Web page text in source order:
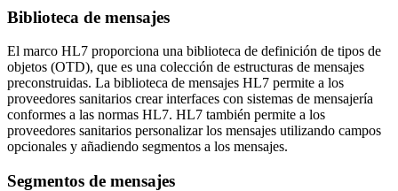
Biblioteca de mensajes
El marco HL7 proporciona una biblioteca de definición de tipos de
objetos (OTD), que es una colección de estructuras de mensajes
preconstruidas. La biblioteca de mensajes HL7 permite a los
proveedores sanitarios crear interfaces con sistemas de mensajería
conformes a las normas HL7. HL7 también permite a los
proveedores sanitarios personalizar los mensajes utilizando campos
opcionales y añadiendo segmentos a los mensajes.
Segmentos de mensajes